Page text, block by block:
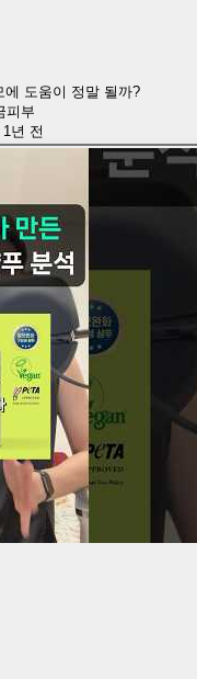
도움이 정말 될까?
피부
1년 전